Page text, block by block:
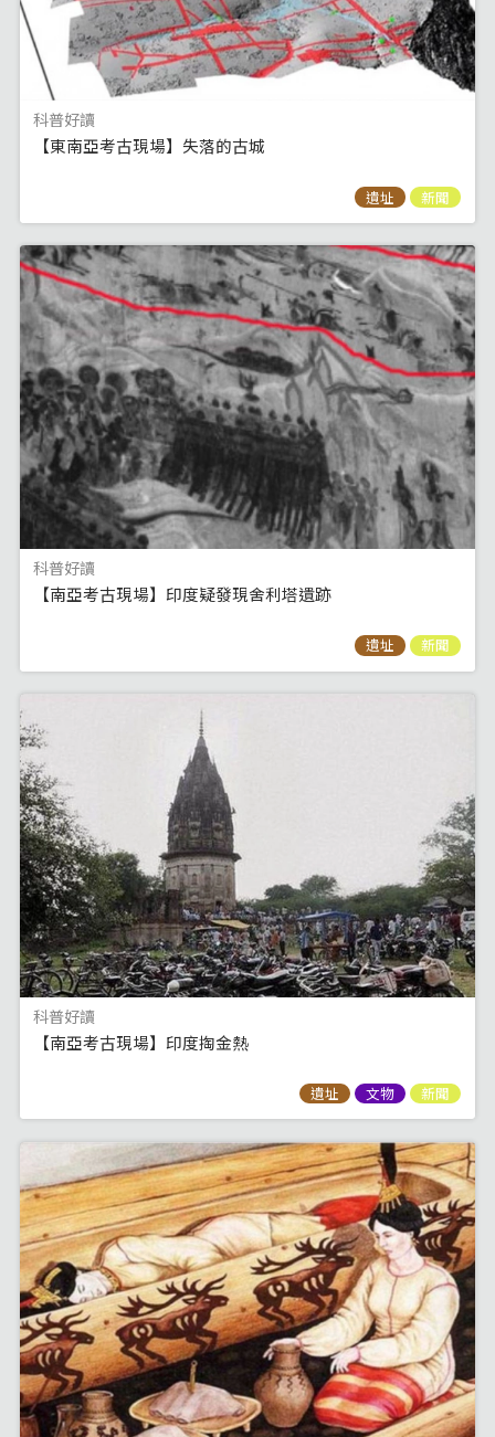
科普好讀
【東南亞考古現場】失落的古城
遺址 新聞
科普好讀
【南亞考古現場】印度疑發現舍利塔遺跡
遺址 新聞
科普好讀
【南亞考古現場】印度掏金熱
遺址 文物 新聞